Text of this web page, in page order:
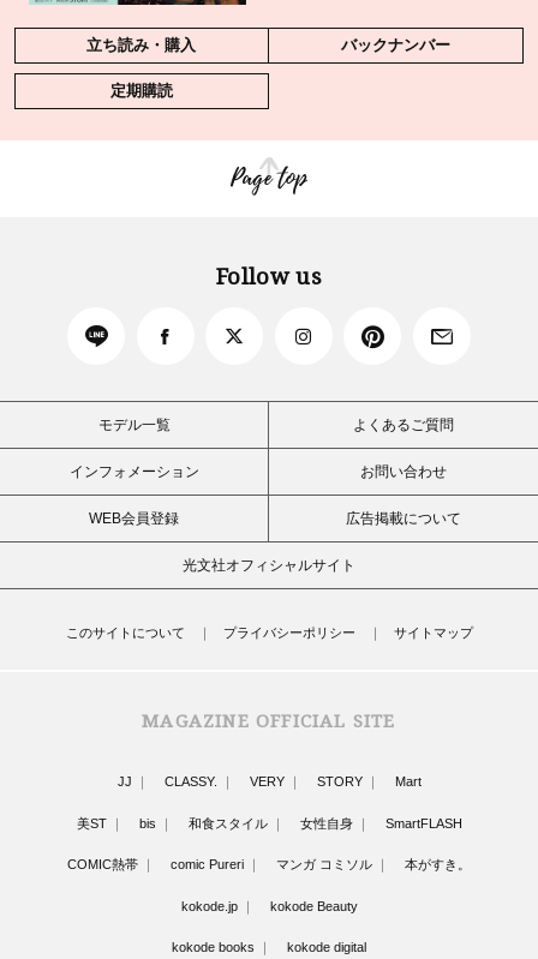
立ち読み・購入 バックナンバー
定期購読
Page top
Follow us
モデル一覧 よくあるご質問
インフォメーション お問い合わせ
WEB会員登録 広告掲載について
光文社オフィシャルサイト
このサイトについて プライバシーポリシー サイトマップ
MAGAZINE OFFICIAL SITE
JJ CLASSY. VERY STORY Mart
美ST bis 和食スタイル 女性自身 SmartFLASH
COMIC熱帯 comic Pureri マンガ コミソル 本がすき。
kokode.jp kokode Beauty
kokode books kokode digital